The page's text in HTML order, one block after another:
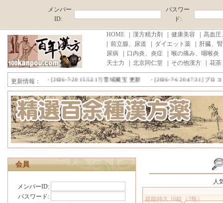
メンバー
ID:
パスワー
ド:
HOME| 漢方精力剤 健康美容
高血圧
前立腺、尿道 ダイエット薬|
肝臓、
尿病
口内炎、炎症 喉の痛み、咽喉炎
天士力
北京同仁堂| その他漢方| 花茶
更新情報：
■中国原産地直売,薄利多売！ ■消費税、代行手数料が無料!■注文商
・[2026-7-20 15:52:17] 雪域藏宝 更新 ・[2026-7-6 20:47:31] プロ
・[2026-7-5 12:02:15]珊瑚癬浄 （外用） 更新・[2026-7-2
・[2026-4-28 19:45:08]雲南白薬痔クリーム （外用） 更新 ・
■中国原産地直売,薄利多売！ ■消費税、代行手数料が無料!■注文商
会員
メンバーID:
パスワード:
人
超能持久 16錠（2瓶）